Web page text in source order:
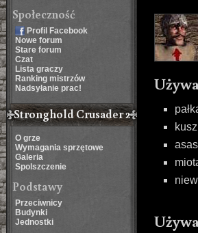
Społeczność
Profil Facebook
Nowe forum
Stare forum
Czat
Lista graczy
Ranking mistrzów
Nadsyłanie prac!
Stronghold Crusader 2
O grze
Wymagania sprzętowe
Galeria
Spolszczenie
Podstawy
Przeciwnicy
Budynki
Jednostki